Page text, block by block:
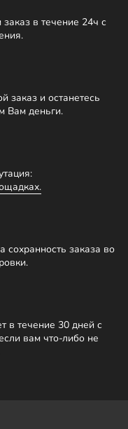
в течение 24ч с
заказ и останетесь
Вам деньги.
сохранность заказа во
в течение 30 дней с
вам что-либо не